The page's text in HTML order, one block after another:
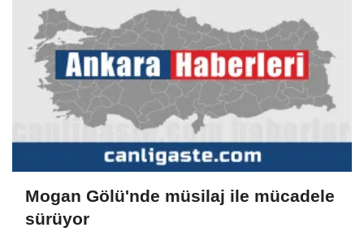
Mogan Gölü'nde müsilaj ile mücadele
sürüyor